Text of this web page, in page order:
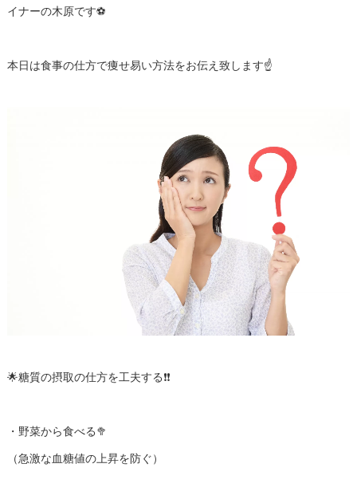
イナーの木原です⚽️
本日は食事の仕方で痩せ易い方法をお伝え致します☝️
🌟糖質の摂取の仕方を工夫する❗️❗️
・野菜から食べる🥦
（急激な血糖値の上昇を防ぐ）